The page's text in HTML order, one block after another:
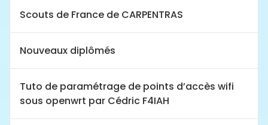
Scouts de France de CARPENTRAS
Nouveaux diplômés
Tuto de paramétrage de points d’accès wifi
sous openwrt par Cédric F4IAH